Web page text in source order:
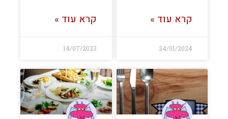
קרא עוד »
24/01/2024
קרא עוד »
14/07/2023